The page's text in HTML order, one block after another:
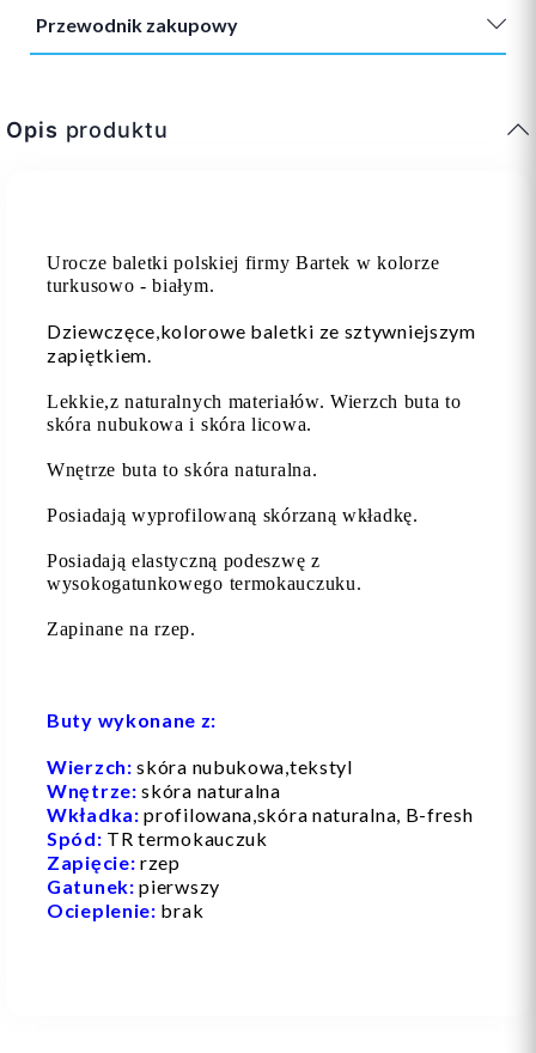
Przewodnik zakupowy
Opis produktu
Urocze baletki polskiej firmy Bartek w kolorze
turkusowo - białym.
Dziewczęce,kolorowe baletki ze sztywniejszym
zapiętkiem.
Lekkie,z naturalnych materiałów. Wierzch buta to
skóra nubukowa i skóra licowa.
Wnętrze buta to skóra naturalna.
Posiadają wyprofilowaną skórzaną wkładkę.
Posiadają elastyczną podeszwę z
wysokogatunkowego termokauczuku.
Zapinane na rzep.
Buty wykonane z:
Wierzch: skóra nubukowa,tekstyl
Wnętrze: skóra naturalna
Wkładka: profilowana,skóra naturalna, B-fresh
Spód: TR termokauczuk
Zapięcie: rzep
Gatunek:pierwszy
Ocieplenie: brak